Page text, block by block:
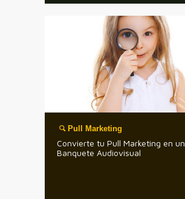
Pull Marketing
Convierte tu Pull Marketing en un
Banquete Audiovisual